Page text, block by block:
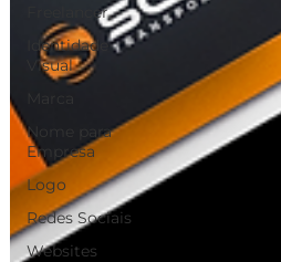
Freelancer
Identidade
Visual
Nome para
Empresa
Logo
Redes Sociais
Websites